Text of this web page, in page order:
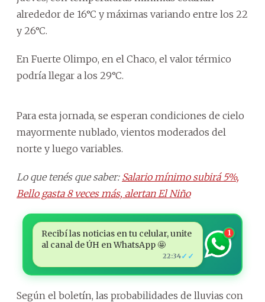
alrededor de 16°C y máximas variando entre los 22
y 26°C.
En Fuerte Olimpo, en el Chaco, el valor térmico
podría llegar a los 29°C.
Para esta jornada, se esperan condiciones de cielo
mayormente nublado, vientos moderados del
norte y luego variables.
Lo que tenés que saber: Salario mínimo subirá 5%,
Bello gasta 8 veces más, alertan El Niño
Recibí las noticias en tu celular, unite
al canal de ÚH en WhatsApp 🤩
22:34✓✓
1
Según el boletín, las probabilidades de lluvias con